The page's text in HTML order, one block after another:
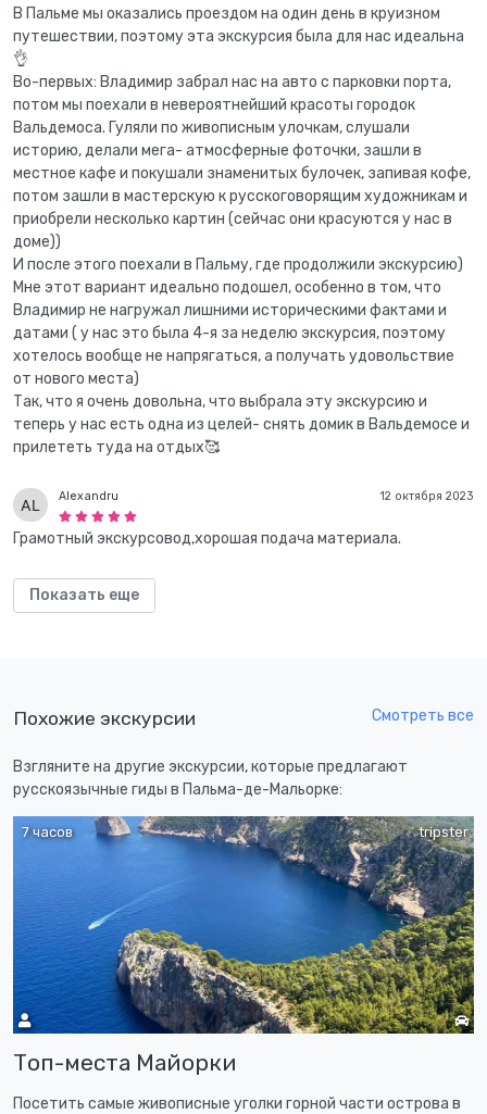
В Пальме мы оказались проездом на один день в круизном
путешествии, поэтому эта экскурсия была для нас идеальна
👌
Во-первых: Владимир забрал нас на авто с парковки порта,
потом мы поехали в невероятнейший красоты городок
Вальдемоса. Гуляли по живописным улочкам, слушали
историю, делали мега- атмосферные фоточки, зашли в
местное кафе и покушали знаменитых булочек, запивая кофе,
потом зашли в мастерскую к русскоговорящим художникам и
приобрели несколько картин (сейчас они красуются у нас в
доме))
И после этого поехали в Пальму, где продолжили экскурсию)
Мне этот вариант идеально подошел, особенно в том, что
Владимир не нагружал лишними историческими фактами и
датами ( у нас это была 4-я за неделю экскурсия, поэтому
хотелось вообще не напрягаться, а получать удовольствие
от нового места)
Так, что я очень довольна, что выбрала эту экскурсию и
теперь у нас есть одна из целей- снять домик в Вальдемосе и
прилететь туда на отдых🥰
12 октября 2023
Alexandru
Грамотный экскурсовод,хорошая подача материала.
Показать еще
Похожие экскурсии Смотреть все
Взгляните на другие экскурсии, которые предлагают
русскоязычные гиды в Пальма-де-Мальорке:
tripster
7 часов
Топ-места Майорки
Посетить самые живописные уголки горной части острова в